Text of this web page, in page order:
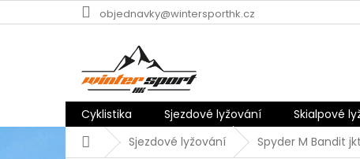
na
objednavky@wintersporthk.cz
Cyklistika Sjezdové lyžování Skialpové
DomůSjezdové lyžování Spyder M Bandit